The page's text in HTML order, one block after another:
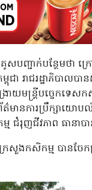
នគូសបញ្ជាក់បន្ថែម
ម្ពុជា រាជរដ្ឋាភិបា
រាយមន្ត្រីបច្ចេក
ព័ត៌មានការប្រឹក្សា
រុញជីវភាព ធានាប
ដ្រីក្រសួងកសិកម្ម ប